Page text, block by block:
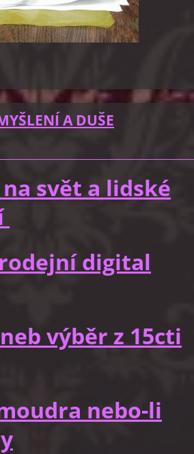
A DUŠE
svět a lidské
digital
výběr z 15cti
nebo-li